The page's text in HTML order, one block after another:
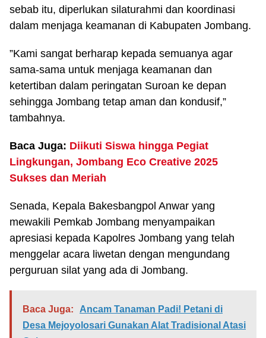
sebab itu, diperlukan silaturahmi dan koordinasi
dalam menjaga keamanan di Kabupaten Jombang.
”Kami sangat berharap kepada semuanya agar
sama-sama untuk menjaga keamanan dan
ketertiban dalam peringatan Suroan ke depan
sehingga Jombang tetap aman dan kondusif,”
tambahnya.
Baca Juga: Diikuti Siswa hingga Pegiat
Lingkungan, Jombang Eco Creative 2025
Sukses dan Meriah
Senada, Kepala Bakesbangpol Anwar yang
mewakili Pemkab Jombang menyampaikan
apresiasi kepada Kapolres Jombang yang telah
menggelar acara liwetan dengan mengundang
perguruan silat yang ada di Jombang.
Baca Juga:
Ancam Tanaman Padi! Petani di
Desa Mejoyolosari Gunakan Alat Tradisional Atasi